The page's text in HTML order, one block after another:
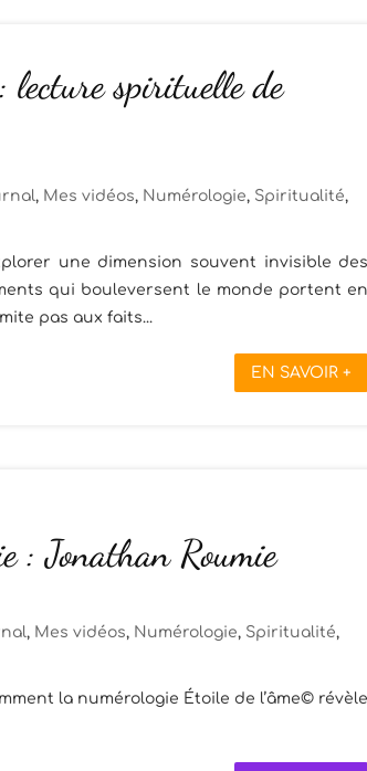
spirituelle de
, Mes vidéos, Numérologie, Spiritualité,
une dimension souvent invisible
qui bouleversent le monde portent
pas aux faits...
EN SAVOIR +
: Jonathan Roumie
, Mes vidéos, Numérologie, Spiritualité,
la numérologie Étoile de l’âme©